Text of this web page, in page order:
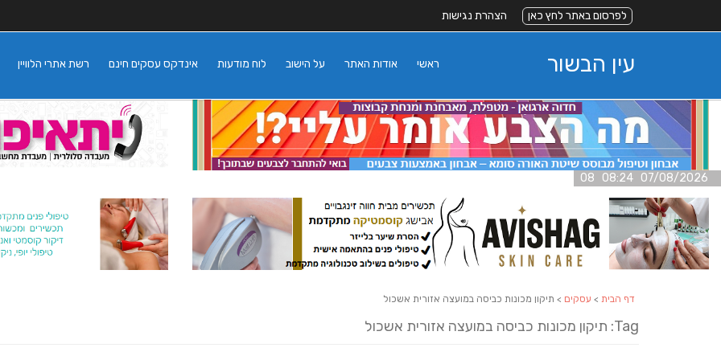
לפרסום באתר לחץ כאן הצהרת נגישות
עין הבשור רשת אתרי הלוויין אינדקס עסקים חינם לוח מודעות על הישוב אודות האתר ראשי
07/08/2026 08:24 08
דף הבית > עסקים > תיקון מכונות כביסה במועצה אזורית אשכול
Tag: תיקון מכונות כביסה במועצה אזורית אשכול